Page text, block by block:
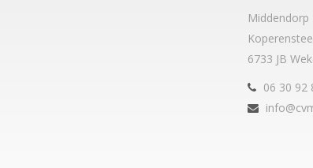
Middendorp
6733 JB
06 30 92